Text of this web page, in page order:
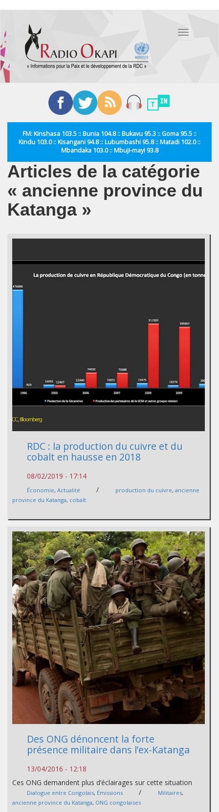
contenu
principal
Toggle
FM: Kinshasa 103.5 :: Bunia 104.8 :: Bukavu 95.3 :: Goma 95.5 ::
Kindu 103.0 :: Kisangani 94.8 :: Lubumbashi 95.8 :: Matadi 102.0 ::
Mbandaka 103.0 :: Mbuji-mayi 93.8
Articles de la catégorie
« ancienne province du
Katanga »
RDC : la production du cuivre et du
cobalt en hausse en 2018
08/02/2019 - 17:14
Économie, Actualité / production du cuivre, ancienne
province du Katanga, cobalt
Des ONG dénoncent la forte
présence militaire dans l’ex-Katanga
13/04/2016 - 12:18
Ces ONG demandent plus d’éclairages sur cette situation
Dialogue entre Congolais, Émissions / Militaires,
ancienne province du Katanga, ONG congolaises